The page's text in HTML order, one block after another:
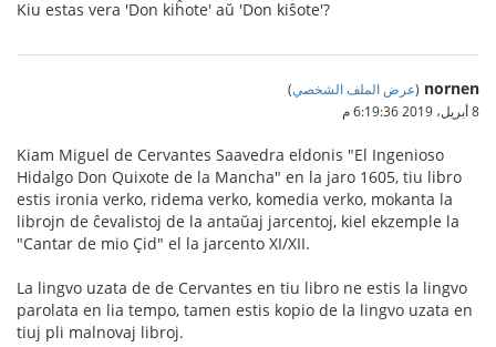
Kiu estas vera 'Don kiĥote' aŭ 'Don kiŝote'?
nornen
(عرض الملف الشخصي)
8 أبريل، 2019 6:19:36 م
Kiam Miguel de Cervantes Saavedra eldonis "El Ingenioso
Hidalgo Don Quixote de la Mancha" en la jaro 1605, tiu libro
estis ironia verko, ridema verko, komedia verko, mokanta la
librojn de ĉevalistoj de la antaŭaj jarcentoj, kiel ekzemple la
"Cantar de mio Çid" el la jarcento XI/XII.
La lingvo uzata de de Cervantes en tiu libro ne estis la lingvo
parolata en lia tempo, tamen estis kopio de la lingvo uzata en
tiuj pli malnovaj libroj.